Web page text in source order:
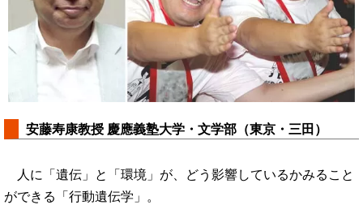
安藤寿康教授 慶應義塾大学・文学部（東京・三田）
人に「遺伝」と「環境」が、どう影響しているかみること
ができる「行動遺伝学」。